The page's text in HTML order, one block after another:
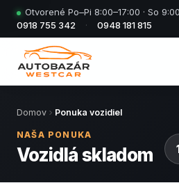
Otvorené Po–Pi 8:00–17:00 · So
0918 755 342
· 0948 181 815
Domov Ponuka vozidiel
NAŠA PONUKA
Vozidlá skladom